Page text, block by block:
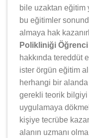
bile uzaktan eğitim
bu eğitimler
almaya hak
Polikliniği
hakkında tereddüt
ister örgün eğitim
herhangi bir
gerekli teorik
uygulamaya
kişiye tecrübe
alanın uzmanı